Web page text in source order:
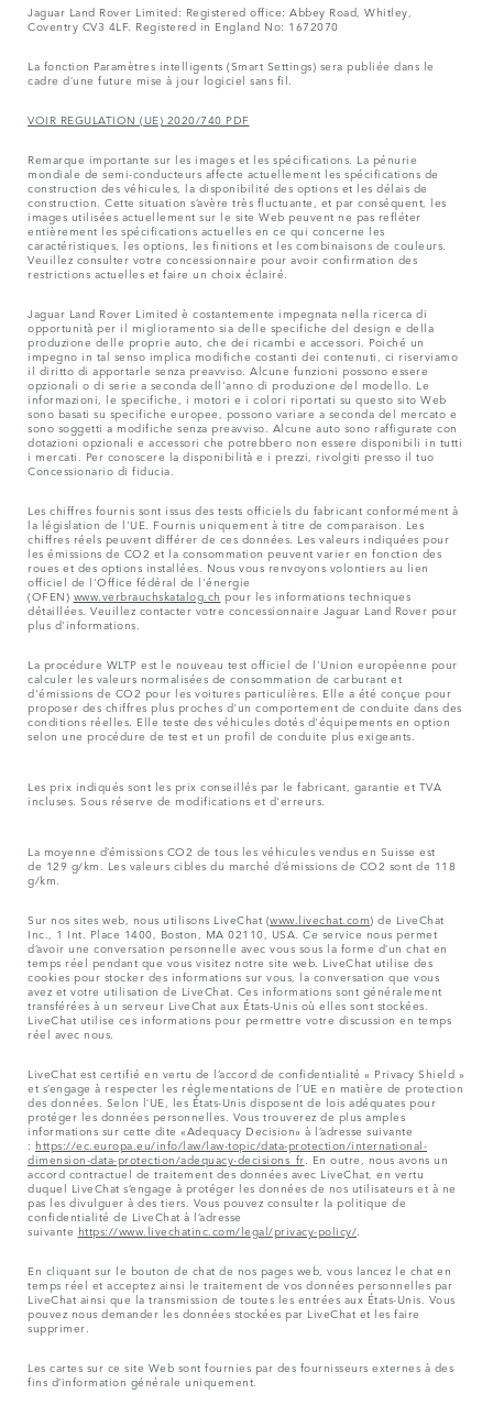
Jaguar Land Rover Limited: Registered office: Abbey Road, Whitley,
Coventry CV3 4LF. Registered in England No: 1672070
La fonction Paramètres intelligents (Smart Settings) sera publiée dans le
cadre d’une future mise à jour logiciel sans fil.
VOIR REGULATION (UE) 2020/740 PDF
Remarque importante sur les images et les spécifications. La pénurie
mondiale de semi-conducteurs affecte actuellement les spécifications de
construction des véhicules, la disponibilité des options et les délais de
construction. Cette situation s’avère très fluctuante, et par conséquent, les
images utilisées actuellement sur le site Web peuvent ne pas refléter
entièrement les spécifications actuelles en ce qui concerne les
caractéristiques, les options, les finitions et les combinaisons de couleurs.
Veuillez consulter votre concessionnaire pour avoir confirmation des
restrictions actuelles et faire un choix éclairé.
Jaguar Land Rover Limited è costantemente impegnata nella ricerca di
opportunità per il miglioramento sia delle specifiche del design e della
produzione delle proprie auto, che dei ricambi e accessori. Poiché un
impegno in tal senso implica modifiche costanti dei contenuti, ci riserviamo
il diritto di apportarle senza preavviso. Alcune funzioni possono essere
opzionali o di serie a seconda dell'anno di produzione del modello. Le
informazioni, le specifiche, i motori e i colori riportati su questo sito Web
sono basati su specifiche europee, possono variare a seconda del mercato e
sono soggetti a modifiche senza preavviso. Alcune auto sono raffigurate con
dotazioni opzionali e accessori che potrebbero non essere disponibili in tutti
i mercati. Per conoscere la disponibilità e i prezzi, rivolgiti presso il tuo
Concessionario di fiducia.
Les chiffres fournis sont issus des tests officiels du fabricant conformément à
la législation de l'UE. Fournis uniquement à titre de comparaison. Les
chiffres réels peuvent différer de ces données. Les valeurs indiquées pour
les émissions de CO2 et la consommation peuvent varier en fonction des
roues et des options installées. Nous vous renvoyons volontiers au lien
officiel de l'Office fédéral de l'énergie
(OFEN) www.verbrauchskatalog.ch pour les informations techniques
détaillées. Veuillez contacter votre concessionnaire Jaguar Land Rover pour
plus d'informations.
La procédure WLTP est le nouveau test officiel de l'Union européenne pour
calculer les valeurs normalisées de consommation de carburant et
d'émissions de CO2 pour les voitures particulières. Elle a été conçue pour
proposer des chiffres plus proches d'un comportement de conduite dans des
conditions réelles. Elle teste des véhicules dotés d'équipements en option
selon une procédure de test et un profil de conduite plus exigeants.
Les prix indiqués sont les prix conseillés par le fabricant, garantie et TVA
incluses. Sous réserve de modifications et d'erreurs.
La moyenne d’émissions CO2 de tous les véhicules vendus en Suisse est
de 129 g/km. Les valeurs cibles du marché d’émissions de CO2 sont de 118
g/km.
Sur nos sites web, nous utilisons LiveChat (www.livechat.com) de LiveChat
Inc., 1 Int. Place 1400, Boston, MA 02110, USA. Ce service nous permet
d’avoir une conversation personnelle avec vous sous la forme d’un chat en
temps réel pendant que vous visitez notre site web. LiveChat utilise des
cookies pour stocker des informations sur vous, la conversation que vous
avez et votre utilisation de LiveChat. Ces informations sont généralement
transférées à un serveur LiveChat aux États-Unis où elles sont stockées.
LiveChat utilise ces informations pour permettre votre discussion en temps
réel avec nous.
LiveChat est certifié en vertu de l’accord de confidentialité « Privacy Shield »
et s’engage à respecter les réglementations de l’UE en matière de protection
des données. Selon l’UE, les États-Unis disposent de lois adéquates pour
protéger les données personnelles. Vous trouverez de plus amples
informations sur cette dite «Adequacy Decision» à l’adresse suivante
: https://ec.europa.eu/info/law/law-topic/data-protection/international-
dimension-data-protection/adequacy-decisions_fr. En outre, nous avons un
accord contractuel de traitement des données avec LiveChat, en vertu
duquel LiveChat s’engage à protéger les données de nos utilisateurs et à ne
pas les divulguer à des tiers. Vous pouvez consulter la politique de
confidentialité de LiveChat à l’adresse
suivante https://www.livechatinc.com/legal/privacy-policy/
En cliquant sur le bouton de chat de nos pages web, vous lancez le chat en
temps réel et acceptez ainsi le traitement de vos données personnelles par
LiveChat ainsi que la transmission de toutes les entrées aux États-Unis. Vous
pouvez nous demander les données stockées par LiveChat et les faire
supprimer.
Les cartes sur ce site Web sont fournies par des fournisseurs externes à des
fins d’information générale uniquement.